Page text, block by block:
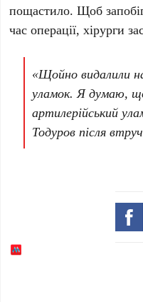
пощастило. Щоб
час операції, хірурги
«Щойно видалили
уламок. Я думаю,
артилерійський
Тодуров після